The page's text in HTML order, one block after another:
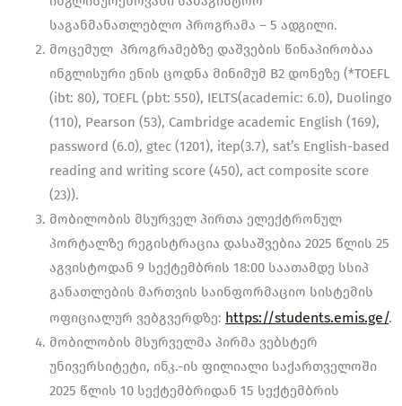
საგანმანათლებლო პროგრამა – 5 ადგილი.
მოცემულ პროგრამებზე დაშვების წინაპირობაა
ინგლისური ენის ცოდნა მინიმუმ B2 დონეზე (*TOEFL
(ibt: 80), TOEFL (pbt: 550), IELTS(academic: 6.0), Duolingo
(110), Pearson (53), Cambridge academic English (169),
password (6.0), gtec (1201), itep(3.7), sat’s English-based
reading and writing score (450), act composite score
(23)).
მობილობის მსურველ პირთა ელექტრონულ
პორტალზე რეგისტრაცია დასაშვებია 2025 წლის 25
აგვისტოდან 9 სექტემბრის 18:00 საათამდე სსიპ
განათლების მართვის საინფორმაციო სისტემის
ოფიციალურ ვებგვერდზე: https://students.emis.ge/.
მობილობის მსურველმა პირმა ვებსტერ
უნივერსიტეტი, ინკ.-ის ფილიალი საქართველოში
2025 წლის 10 სექტემბრიდან 15 სექტემბრის